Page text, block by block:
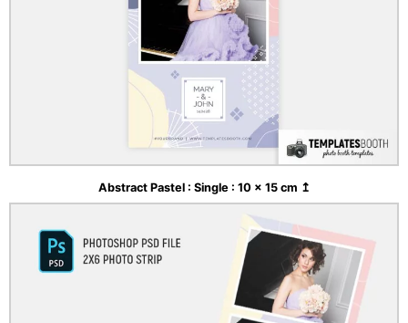
Abstract Pastel : Single : 10 x 15 cm ↥